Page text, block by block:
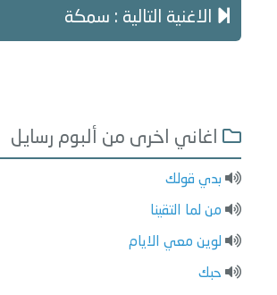
الاغنية التالية : سمكة
اغاني اخرى من ألبوم رسايل
بدي قولك
من لما التقينا
لوين معي الايام
حبك